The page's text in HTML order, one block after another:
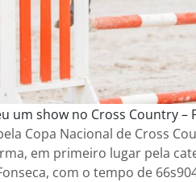
um show no Cross Country –
Copa Nacional de Cross
em primeiro lugar pela
com o tempo de